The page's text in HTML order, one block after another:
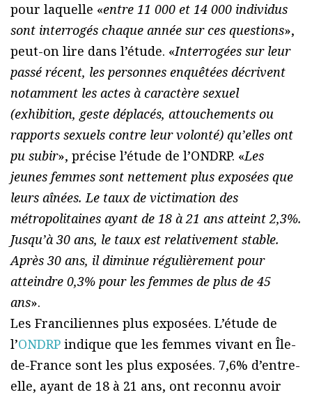
pour laquelle «entre 11 000 et 14 000 individus
sont interrogés chaque année sur ces questions»,
peut-on lire dans l’étude. «Interrogées sur leur
passé récent, les personnes enquêtées décrivent
notamment les actes à caractère sexuel
(exhibition, geste déplacés, attouchements ou
rapports sexuels contre leur volonté) qu’elles ont
pu subir», précise l’étude de l’ONDRP. «Les
jeunes femmes sont nettement plus exposées que
leurs aînées. Le taux de victimation des
métropolitaines ayant de 18 à 21 ans atteint 2,3%.
Jusqu’à 30 ans, le taux est relativement stable.
Après 30 ans, il diminue régulièrement pour
atteindre 0,3% pour les femmes de plus de 45
ans».
Les Franciliennes plus exposées. L’étude de
l’ONDRP indique que les femmes vivant en Île-
de-France sont les plus exposées. 7,6% d’entre-
elle, ayant de 18 à 21 ans, ont reconnu avoir